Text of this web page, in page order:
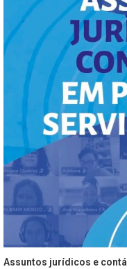
Assuntos jurídicos e